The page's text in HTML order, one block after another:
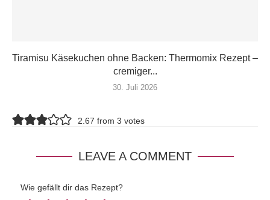
Tiramisu Käsekuchen ohne Backen: Thermomix Rezept –
cremiger...
30. Juli 2026
2.67 from 3 votes
LEAVE A COMMENT
Wie gefällt dir das Rezept?